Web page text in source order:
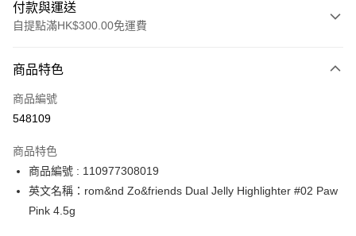
付款與運送
自提點滿HK$300.00免運費
信用卡
Apple Pay
PayMe
WeChat Pay
商品特色
商品編號
548109
商品特色
商品編號 : 110977308019
英文名稱：rom&nd Zo&friends Dual Jelly Highlighter #02 Paw
Pink 4.5g